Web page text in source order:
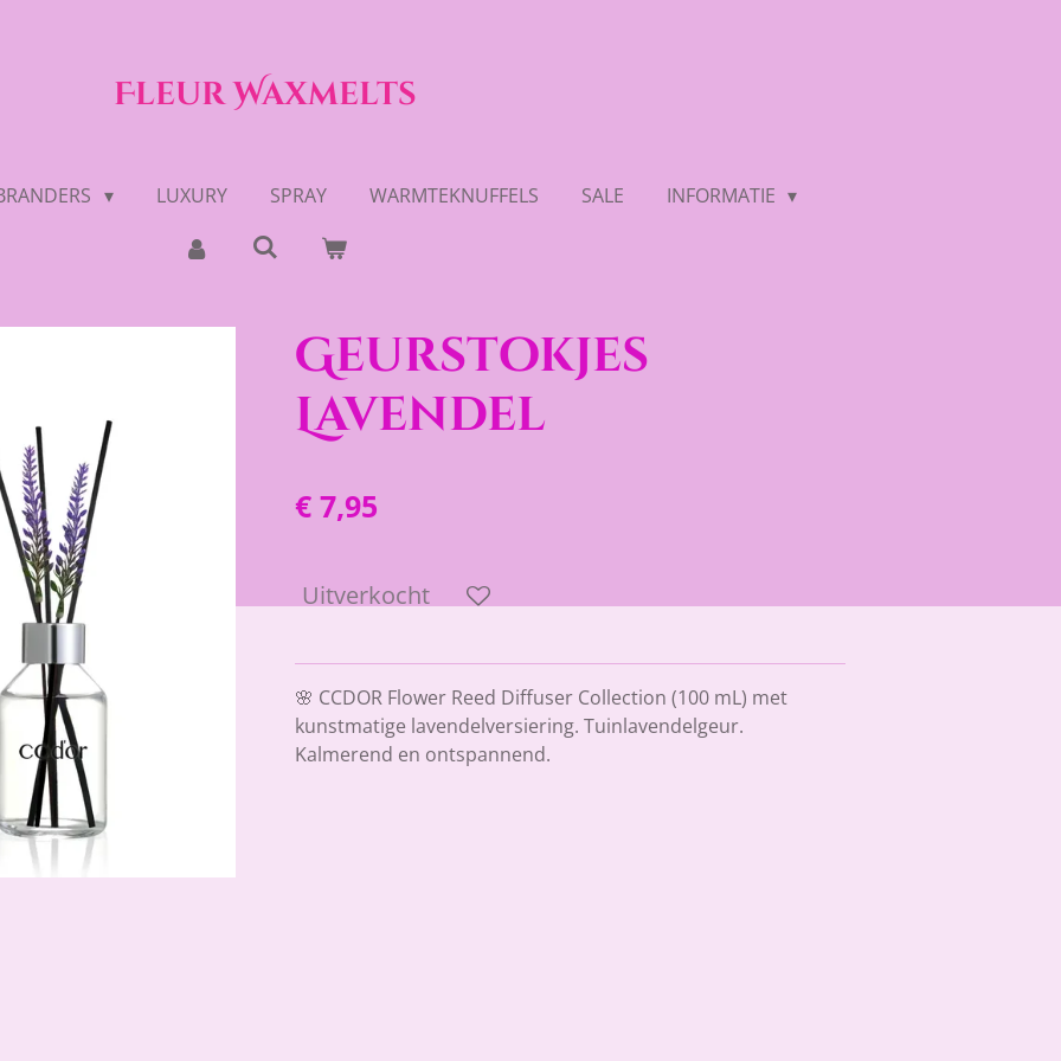
Fleur Waxmelts
LUXURY SPRAY WARMTEKNUFFELS SALE INFORMATIE
Geurstokjes
Lavendel
€ 7,95
Uitverkocht
🌸 CCDOR Flower Reed Diffuser Collection (100 mL) met
kunstmatige lavendelversiering. Tuinlavendelgeur.
Kalmerend en ontspannend.